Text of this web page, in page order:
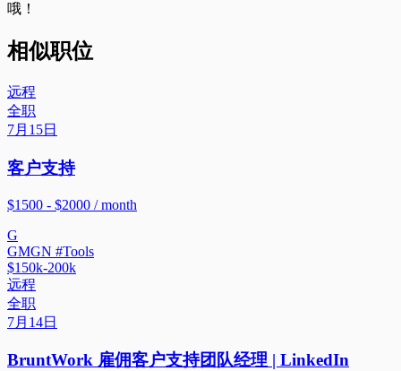
哦！
相似职位
远程
全职
7月15日
客户支持
$1500 - $2000 / month
G
GMGN #Tools
$150k-200k
远程
全职
7月14日
BruntWork 雇佣客户支持团队经理 | LinkedIn